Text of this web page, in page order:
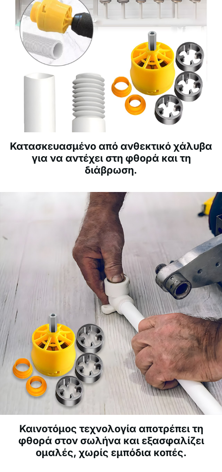
Κατασκευασμένο από ανθεκτικό χάλυβα
για να αντέχει στη φθορά και τη
διάβρωση.
Καινοτόμος τεχνολογία αποτρέπει τη
φθορά στον σωλήνα και εξασφαλίζει
ομαλές, χωρίς εμπόδια κοπές.